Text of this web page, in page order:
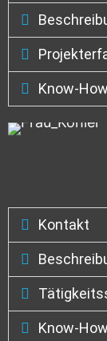
Know-How
Kontakt
Know-How